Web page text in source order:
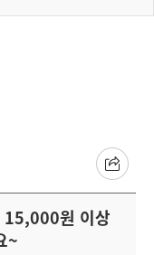
15,000원 이상
~